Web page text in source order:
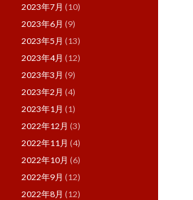
2023年7月 (10)
2023年6月 (9)
2023年5月 (13)
2023年4月 (12)
2023年3月 (9)
2023年2月 (4)
2023年1月 (1)
2022年12月 (3)
2022年11月 (4)
2022年10月 (6)
2022年9月 (12)
2022年8月 (12)